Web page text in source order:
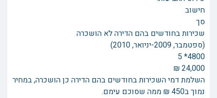
חישוב
סך
שכירות בחודשים בהם הדירה לא הושכרה
(ספטמבר, 2009-יניואר, 2010)
4800* 5
24,000 ₪
השלמת דמי השכירות בחודשים בהם הדירה כן הושכרה, במחיר
נמוך ב450 ₪ ממה שסוכם עימם.